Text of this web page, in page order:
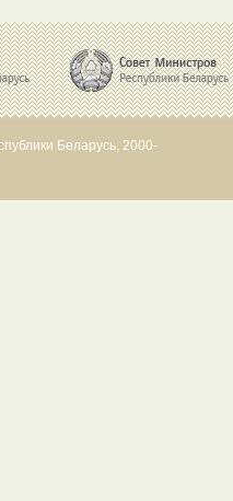
Беларусь, 2000-